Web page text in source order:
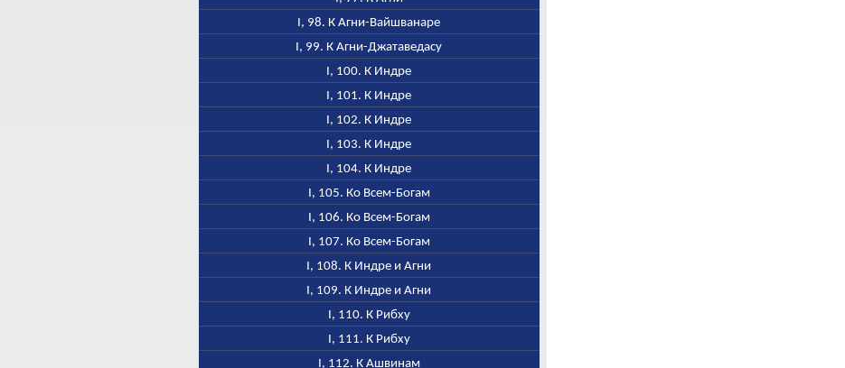
I, 98. К Агни-Вайшванаре
I, 99. К Агни-Джатаведасу
I, 100. К Индре
I, 101. К Индре
I, 102. К Индре
I, 103. К Индре
I, 104. К Индре
I, 105. Ко Всем-Богам
I, 106. Ко Всем-Богам
I, 107. Ко Всем-Богам
I, 108. К Индре и Агни
I, 109. К Индре и Агни
I, 110. К Рибху
I, 111. К Рибху
I, 112. К Ашвинам